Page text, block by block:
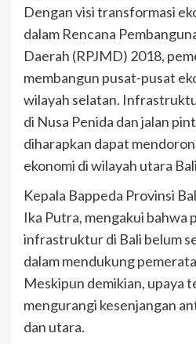
Dengan visi transformasi
dalam Rencana
Daerah (RPJMD) 2018,
membangun pusat-pusat
wilayah selatan.
di Nusa Penida dan jalan
diharapkan dapat
ekonomi di wilayah utara
Kepala Bappeda Provinsi
Ika Putra, mengakui bahwa
infrastruktur di Bali belum
dalam mendukung
Meskipun demikian, upaya
mengurangi kesenjangan
dan utara.